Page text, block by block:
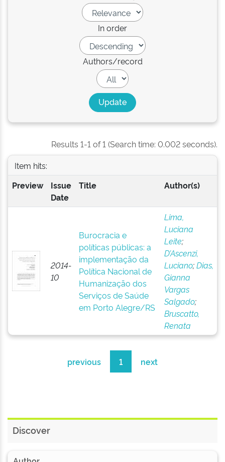
In order
Authors/record
Results 1-1 of 1 (Search time: 0.002 seconds).
Item hits:
Preview
Issue
Date
Title Author(s)
2014-
10
Burocracia e
políticas públicas: a
implementação da
Política Nacional de
Humanização dos
Serviços de Saúde
em Porto Alegre/RS
Lima,
Luciana
Leite;
D’Ascenzi,
Luciano;Dias,
Gianna
Vargas
Salgado;
Bruscatto,
Renata
previous 1 next
Discover